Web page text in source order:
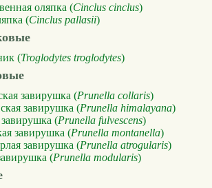
оляпка (Cinclus cinclus)
(Cinclus pallasii)
(Troglodytes troglodytes)
завирушка (Prunella collaris)
завирушка (Prunella himalayana)
(Prunella fulvescens)
завирушка (Prunella montanella)
завирушка (Prunella atrogularis)
(Prunella modularis)